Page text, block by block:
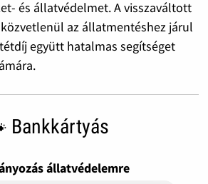
és állatvédelmet. A visszaváltott
az állatmentéshez járul
együtt hatalmas segítséget
Bankkártyás
állatvédelemre